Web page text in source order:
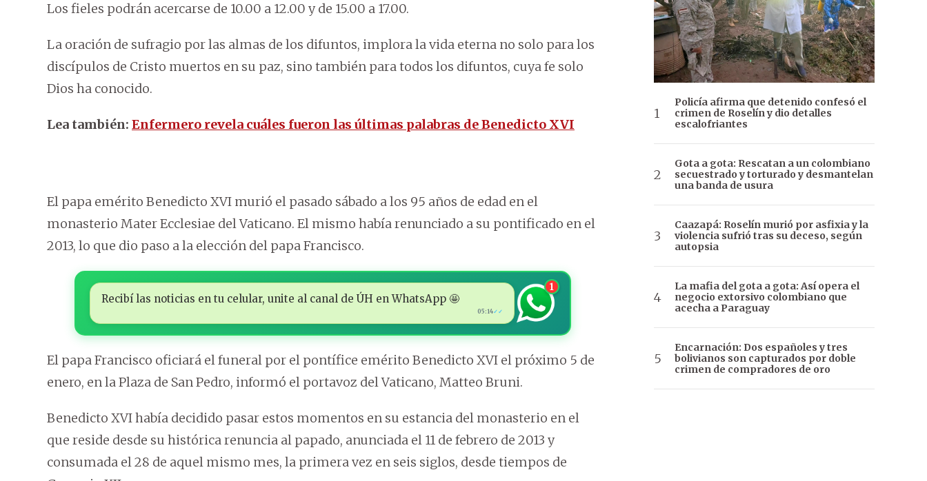
Los fieles podrán acercarse de 10.00 a 12.00 y de 15.00 a 17.00.
La oración de sufragio por las almas de los difuntos, implora la vida eterna no solo para los
discípulos de Cristo muertos en su paz, sino también para todos los difuntos, cuya fe solo
Dios ha conocido.
Lea también: Enfermero revela cuáles fueron las últimas palabras de Benedicto XVI
El papa emérito Benedicto XVI murió el pasado sábado a los 95 años de edad en el
monasterio Mater Ecclesiae del Vaticano. El mismo había renunciado a su pontificado en el
2013, lo que dio paso a la elección del papa Francisco.
Recibí las noticias en tu celular, unite al canal de ÚH en WhatsApp 🤩
05:14✓✓
1
El papa Francisco oficiará el funeral por el pontífice emérito Benedicto XVI el próximo 5 de
enero, en la Plaza de San Pedro, informó el portavoz del Vaticano, Matteo Bruni.
Benedicto XVI había decidido pasar estos momentos en su estancia del monasterio en el
que reside desde su histórica renuncia al papado, anunciada el 11 de febrero de 2013 y
consumada el 28 de aquel mismo mes, la primera vez en seis siglos, desde tiempos de
Policía afirma que detenido confesó el
crimen de Roselín y dio detalles
escalofriantes
Gota a gota: Rescatan a un colombiano
secuestrado y torturado y desmantelan
una banda de usura
Caazapá: Roselín murió por asfixia y la
violencia sufrió tras su deceso, según
autopsia
La mafia del gota a gota: Así opera el
negocio extorsivo colombiano que
acecha a Paraguay
Encarnación: Dos españoles y tres
bolivianos son capturados por doble
crimen de compradores de oro